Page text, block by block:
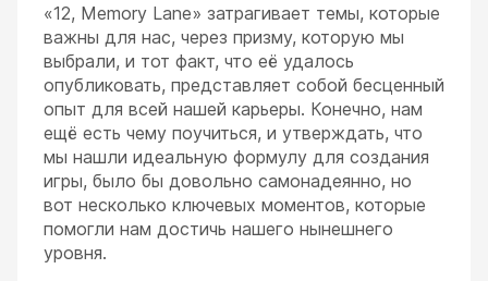
«12, Memory Lane» затрагивает темы, которые
важны для нас, через призму, которую мы
выбрали, и тот факт, что её удалось
опубликовать, представляет собой бесценный
опыт для всей нашей карьеры. Конечно, нам
ещё есть чему поучиться, и утверждать, что
мы нашли идеальную формулу для создания
игры, было бы довольно самонадеянно, но
вот несколько ключевых моментов, которые
помогли нам достичь нашего нынешнего
уровня.